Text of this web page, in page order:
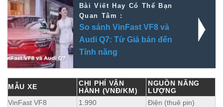
Bài Viết Hay Có Thể Bạn
Quan Tâm :
So sánh VinFast VF8 và
Audi Q7: Từ Giá bán đến
Tính năng
MẪU XE
CHI PHÍ VẬN
HÀNH (VNĐ/KM)
NGUỒN NĂNG
LƯỢNG
VinFast VF8
1.990
Điện (thuê pin)